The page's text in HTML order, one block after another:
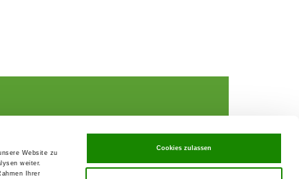
Website zu
weiter.
Ihrer
Cookies zulassen